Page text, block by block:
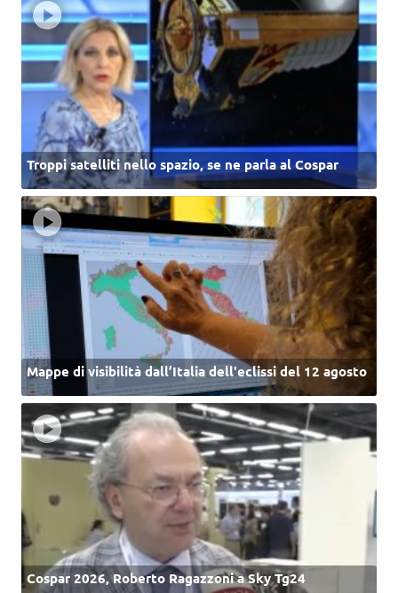
Troppi satelliti nello spazio, se ne parla al Cospar
Mappe di visibilità dall’Italia dell'eclissi del 12 agosto
Cospar 2026, Roberto Ragazzoni a Sky Tg24